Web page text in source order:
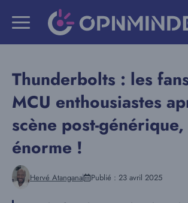
Thunderbolts : les
MCU enthousiastes
scène post-générique,
énorme !
Hervé Atangana Publié : 23 avril 2025